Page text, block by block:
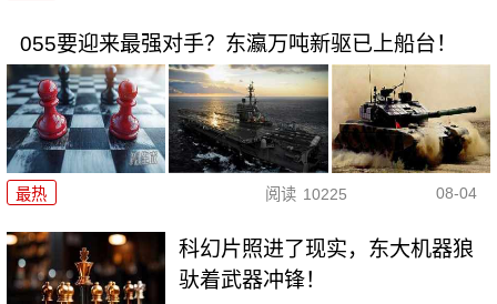
055要迎来最强对手？东瀛万吨新驱已上船台！
最热 阅读 10225 08-04
科幻片照进了现实，东大机器狼
驮着武器冲锋！